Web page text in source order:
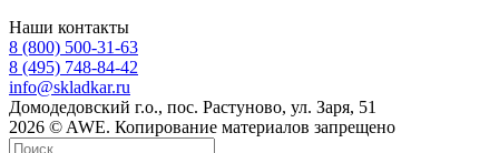
Наши контакты
8 (800) 500-31-63
8 (495) 748-84-42
info@skladkar.ru
Домодедовский г.о., пос. Растуново, ул. Заря, 51
2026 © AWE. Копирование материалов запрещено